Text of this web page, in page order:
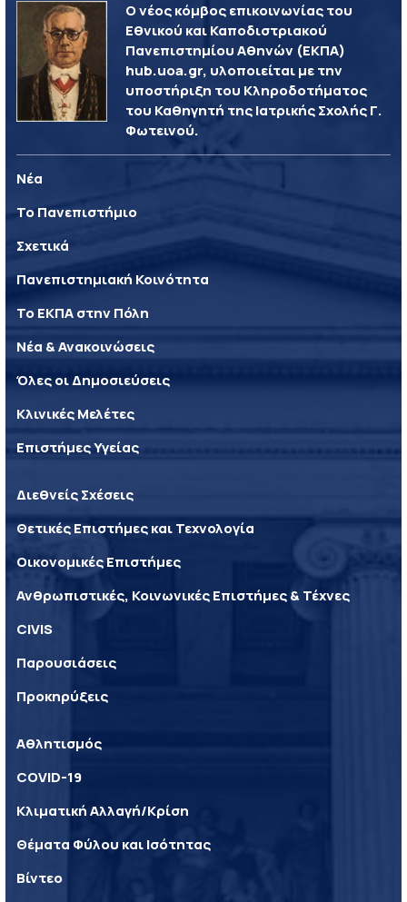
Ο νέος κόμβος επικοινωνίας του
Εθνικού και Καποδιστριακού
Πανεπιστημίου Αθηνών (ΕΚΠΑ)
hub.uoa.gr, υλοποιείται με την
υποστήριξη του Κληροδοτήματος
του Καθηγητή της Ιατρικής Σχολής Γ.
Φωτεινού.
Νέα
Το Πανεπιστήμιο
Σχετικά
Πανεπιστημιακή Κοινότητα
Το ΕΚΠΑ στην Πόλη
Νέα & Ανακοινώσεις
Όλες οι Δημοσιεύσεις
Κλινικές Μελέτες
Επιστήμες Υγείας
Διεθνείς Σχέσεις
Θετικές Επιστήμες και Τεχνολογία
Οικονομικές Επιστήμες
Ανθρωπιστικές, Κοινωνικές Επιστήμες & Τέχνες
CIVIS
Παρουσιάσεις
Προκηρύξεις
Αθλητισμός
COVID-19
Κλιματική Αλλαγή/Κρίση
Θέματα Φύλου και Ισότητας
Βίντεο